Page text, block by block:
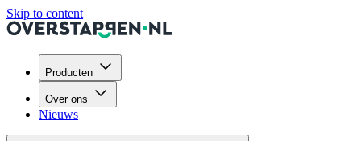
Skip to content
Producten
Over ons
Nieuws